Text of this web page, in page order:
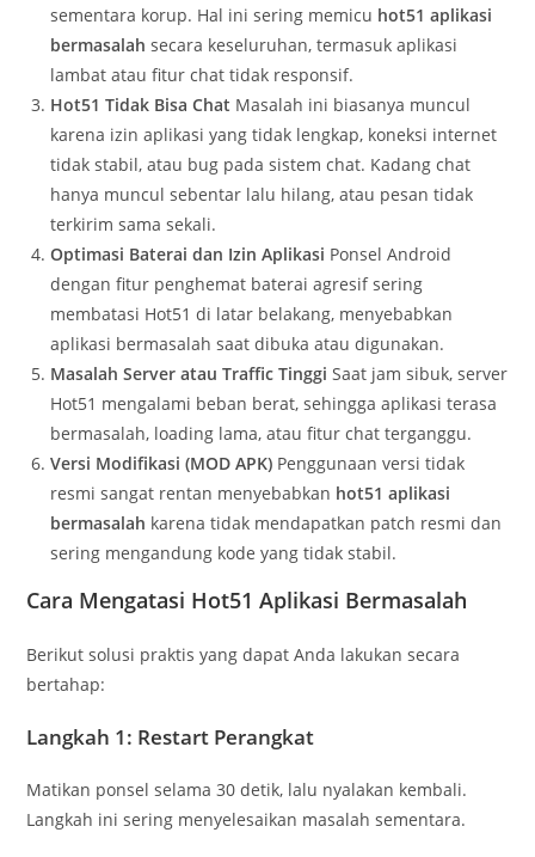
sementara korup. Hal ini sering memicu hot51 aplikasi
bermasalah secara keseluruhan, termasuk aplikasi
lambat atau fitur chat tidak responsif.
Hot51 Tidak Bisa Chat Masalah ini biasanya muncul
karena izin aplikasi yang tidak lengkap, koneksi internet
tidak stabil, atau bug pada sistem chat. Kadang chat
hanya muncul sebentar lalu hilang, atau pesan tidak
terkirim sama sekali.
Optimasi Baterai dan Izin Aplikasi Ponsel Android
dengan fitur penghemat baterai agresif sering
membatasi Hot51 di latar belakang, menyebabkan
aplikasi bermasalah saat dibuka atau digunakan.
Masalah Server atau Traffic Tinggi Saat jam sibuk, server
Hot51 mengalami beban berat, sehingga aplikasi terasa
bermasalah, loading lama, atau fitur chat terganggu.
Versi Modifikasi (MOD APK) Penggunaan versi tidak
resmi sangat rentan menyebabkan hot51 aplikasi
bermasalah karena tidak mendapatkan patch resmi dan
sering mengandung kode yang tidak stabil.
Cara Mengatasi Hot51 Aplikasi Bermasalah
Berikut solusi praktis yang dapat Anda lakukan secara
bertahap:
Langkah 1: Restart Perangkat
Matikan ponsel selama 30 detik, lalu nyalakan kembali.
Langkah ini sering menyelesaikan masalah sementara.